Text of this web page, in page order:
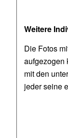
Weitere
Die Fotos
aufgezogen
mit den
jeder seine